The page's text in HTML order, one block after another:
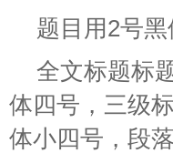
题目用2号
全文标题标
体四号，三级
体小四号，段